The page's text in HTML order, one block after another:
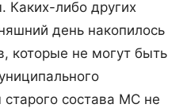
Каких-либо других
день накопилось
которые не могут быть
состава МС не